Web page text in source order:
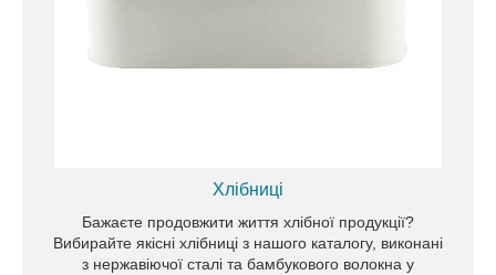
Хлібниці
Бажаєте продовжити життя хлібної продукції?
Вибирайте якісні хлібниці з нашого каталогу, виконані
з нержавіючої сталі та бамбукового волокна у